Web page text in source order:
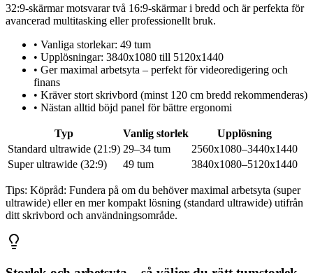
32:9-skärmar motsvarar två 16:9-skärmar i bredd och är perfekta för
avancerad multitasking eller professionellt bruk.
• Vanliga storlekar: 49 tum
• Upplösningar: 3840x1080 till 5120x1440
• Ger maximal arbetsyta – perfekt för videoredigering och
finans
• Kräver stort skrivbord (minst 120 cm bredd rekommenderas)
• Nästan alltid böjd panel för bättre ergonomi
Typ Vanlig storlek
Upplösning
Standard ultrawide (21:9) 29–34 tum
2560x1080–3440x1440
Super ultrawide (32:9)
49 tum 3840x1080–5120x1440
Tips: Köpråd: Fundera på om du behöver maximal arbetsyta (super
ultrawide) eller en mer kompakt lösning (standard ultrawide) utifrån
ditt skrivbord och användningsområde.